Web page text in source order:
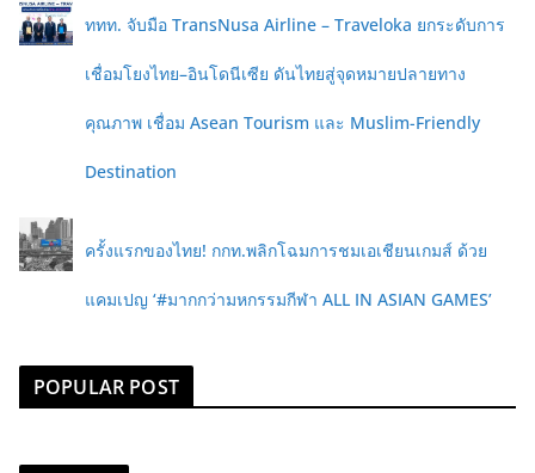
ททท. จับมือ TransNusa Airline – Traveloka ยกระดับการ
เชื่อมโยงไทย–อินโดนีเซีย ดันไทยสู่จุดหมายปลายทาง
คุณภาพ เชื่อม Asean Tourism และ Muslim-Friendly
Destination
ครั้งแรกของไทย! กกท.พลิกโฉมการชมเอเชียนเกมส์ ด้วย
แคมเปญ ‘#มากกว่ามหกรรมกีฬา ALL IN ASIAN GAMES’
POPULAR POST